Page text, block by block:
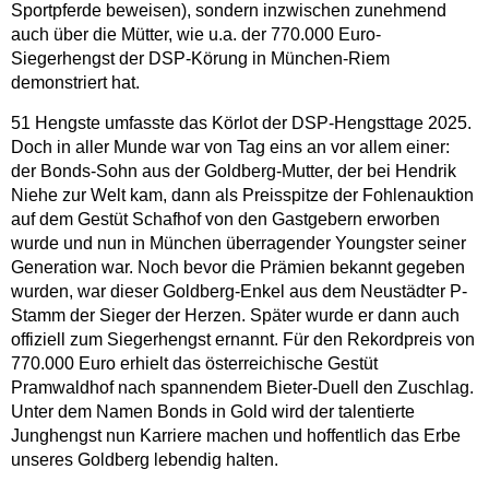
Sportpferde beweisen), sondern inzwischen zunehmend
auch über die Mütter, wie u.a. der 770.000 Euro-
Siegerhengst der DSP-Körung in München-Riem
demonstriert hat.
51 Hengste umfasste das Körlot der DSP-Hengsttage 2025.
Doch in aller Munde war von Tag eins an vor allem einer:
der Bonds-Sohn aus der Goldberg-Mutter, der bei Hendrik
Niehe zur Welt kam, dann als Preisspitze der Fohlenauktion
auf dem Gestüt Schafhof von den Gastgebern erworben
wurde und nun in München überragender Youngster seiner
Generation war. Noch bevor die Prämien bekannt gegeben
wurden, war dieser Goldberg-Enkel aus dem Neustädter P-
Stamm der Sieger der Herzen. Später wurde er dann auch
offiziell zum Siegerhengst ernannt. Für den Rekordpreis von
770.000 Euro erhielt das österreichische Gestüt
Pramwaldhof nach spannendem Bieter-Duell den Zuschlag.
Unter dem Namen Bonds in Gold wird der talentierte
Junghengst nun Karriere machen und hoffentlich das Erbe
unseres Goldberg lebendig halten.